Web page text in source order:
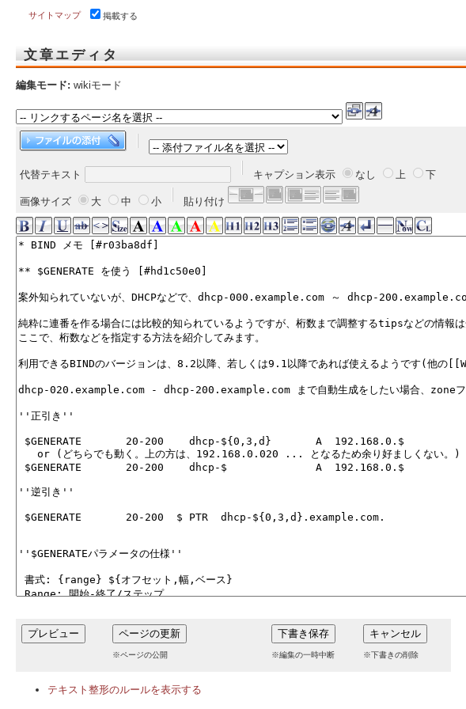
サイトマップ 掲載する
文章エディタ
編集モード: wikiモード
代替テキスト キャプション表示 なし 上 下
画像サイズ 大 中 小 貼り付け
※ページの公開 ※編集の一時中断 ※下書きの削除
テキスト整形のルールを表示する